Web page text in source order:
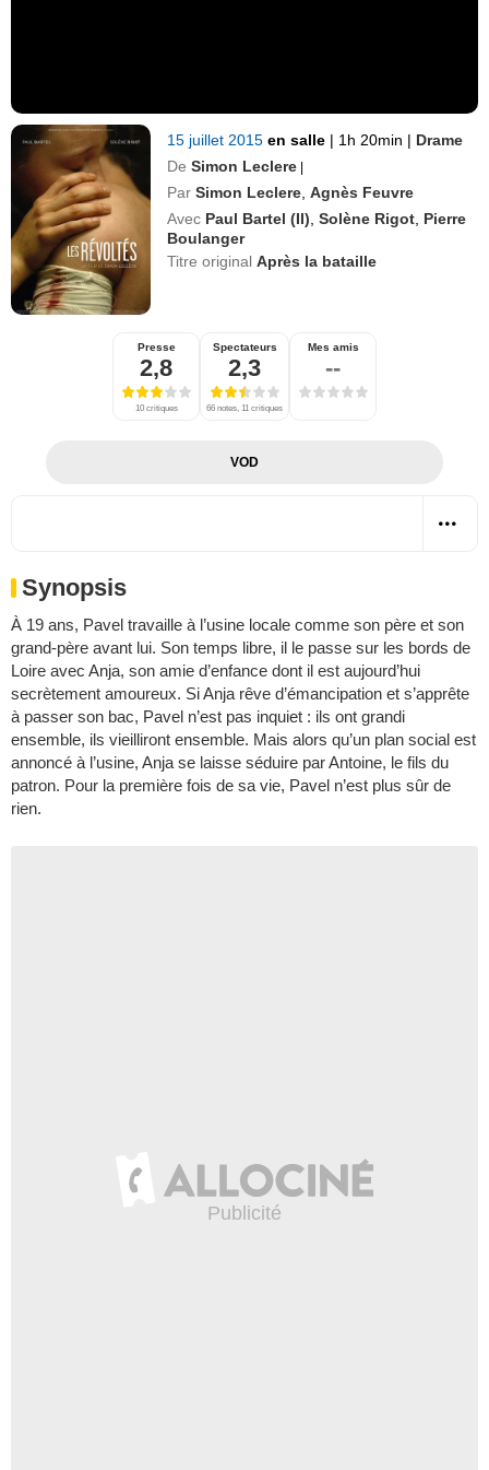
15 juillet 2015en salle | 1h 20min | Drame
De Simon Leclere |
Par Simon Leclere ,Agnès Feuvre
Avec Paul Bartel (II) ,Solène Rigot Pierre
Boulanger
Titre originalAprès la bataille
Presse
2,8
10 critiques
Spectateurs
2,3
66 notes, 11 critiques
Mes amis
--
VOD
Synopsis
À 19 ans, Pavel travaille à l’usine locale comme son père et son
grand-père avant lui. Son temps libre, il le passe sur les bords de
Loire avec Anja, son amie d’enfance dont il est aujourd’hui
secrètement amoureux. Si Anja rêve d’émancipation et s’apprête
à passer son bac, Pavel n’est pas inquiet : ils ont grandi
ensemble, ils vieilliront ensemble. Mais alors qu’un plan social est
annoncé à l’usine, Anja se laisse séduire par Antoine, le fils du
patron. Pour la première fois de sa vie, Pavel n’est plus sûr de
rien.